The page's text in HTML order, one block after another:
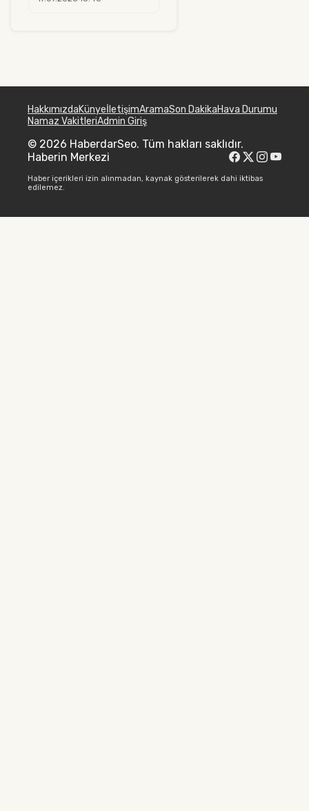
HakkımızdaKünyeİletişimAramaSon DakikaHava Durumu
Namaz VakitleriAdmin Giriş
© 2026 HaberdarSeo. Tüm hakları saklıdır.
Haberin Merkezi
Haber içerikleri izin alınmadan, kaynak gösterilerek dahi iktibas
edilemez.